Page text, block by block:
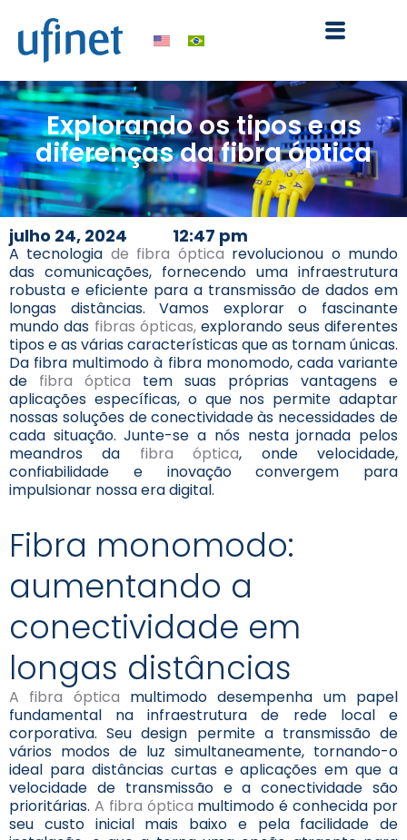
para
conteúdo
Explorando os tipos e as
diferenças da fibra óptica
julho 24, 2024 12:47 pm
A tecnologia de fibra óptica revolucionou o mundo
das comunicações, fornecendo uma infraestrutura
robusta e eficiente para a transmissão de dados em
longas distâncias. Vamos explorar o fascinante
mundo das fibras ópticas, explorando seus diferentes
tipos e as várias características que as tornam únicas.
Da fibra multimodo à fibra monomodo, cada variante
de fibra óptica tem suas próprias vantagens e
aplicações específicas, o que nos permite adaptar
nossas soluções de conectividade às necessidades de
cada situação. Junte-se a nós nesta jornada pelos
meandros da fibra óptica, onde velocidade,
confiabilidade e inovação convergem para
impulsionar nossa era digital.
Fibra monomodo:
aumentando a
conectividade em
longas distâncias
A fibra óptica multimodo desempenha um papel
fundamental na infraestrutura de rede local e
corporativa. Seu design permite a transmissão de
vários modos de luz simultaneamente, tornando-o
ideal para distâncias curtas e aplicações em que a
velocidade de transmissão e a conectividade são
prioritárias. A fibra óptica multimodo é conhecida por
seu custo inicial mais baixo e pela facilidade de